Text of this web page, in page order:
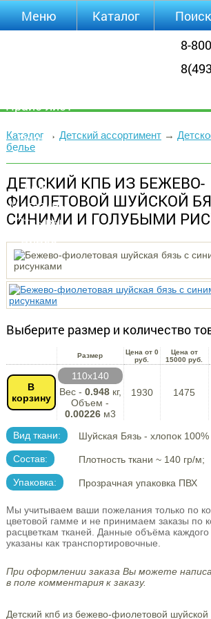
8-
Каталог→ Детский ассортимент→
белье
ДЕТСКИЙ КПБ ИЗ БЕЖЕВО-
ФИОЛЕТОВОЙ ШУЙСКОЙ
СИНИМИ И ГОЛУБЫМИ
Выберите размер и количество
Размер
Цена от 0
руб.
Цена от
15000 руб.
В
корзину
110х140
Вес - 0.948кг,
Объем -
0.00226м3
1930 1475
Вид ткани: Шуйская Бязь - хлопок 100%
Состав: Плотность ткани ~ 140 гр/м;
Упаковка: Прозрачная упаковка ПВХ
Мы учитываем ваши пожелания только по
цветовой гамме и не принимаем заказы по
расцветкам тканей. Данные объёма
указаны как транспортировочные.
При оформлении заказа Вы можете
в поле комментария к заказу.
Детский кпб из бежево-фиолетовой
Меню
Прайс-лист
Оплата
Доставка
инфа
Магазины
Отзывы
Видео
Каталог Поиск